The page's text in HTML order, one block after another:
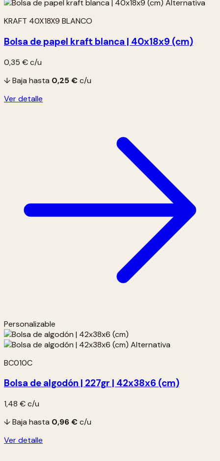
KRAFT 40X18X9 BLANCO
Bolsa de papel kraft blanca | 40x18x9 (cm)
0,35 €c/u
↓ Baja hasta 0,25 €c/u
Ver detalle
Personalizable
BC010C
Bolsa de algodón | 227gr | 42x38x6 (cm)
1,48 €c/u
↓ Baja hasta 0,96 €c/u
Ver detalle